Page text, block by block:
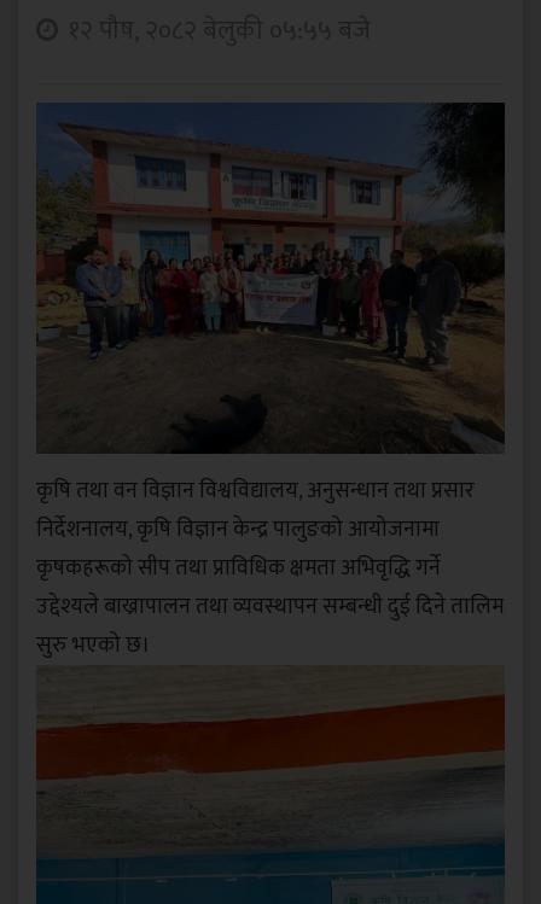
कृषि तथा वन विज्ञान विश्वविद्यालय, अनुसन्धान तथा प्रसार
निर्देशनालय, कृषि विज्ञान केन्द्र पालुङको आयोजनामा
कृषकहरूको सीप तथा प्राविधिक क्षमता अभिवृद्धि गर्ने
उद्देश्यले बाख्रापालन तथा व्यवस्थापन सम्बन्धी दुई दिने तालिम
सुरु भएको छ।